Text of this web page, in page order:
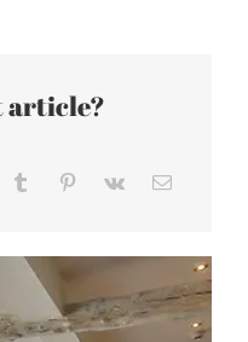
article?